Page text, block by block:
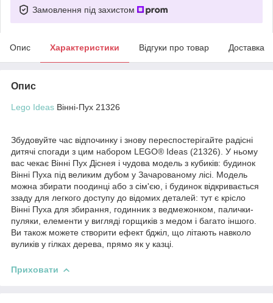
Замовлення під захистом
Опис Характеристики Відгуки про товар Доставка
Опис
Lego Ideas Вінні-Пух 21326
Збудовуйте час відпочинку і знову переспостерігайте радісні
дитячі спогади з цим набором LEGO® Ideas (21326). У ньому
вас чекає Вінні Пух Діснея і чудова модель з кубиків: будинок
Вінні Пуха під великим дубом у Зачарованому лісі. Модель
можна збирати поодинці або з сім'єю, і будинок відкривається
ззаду для легкого доступу до відомих деталей: тут є крісло
Вінні Пуха для збирання, годинник з ведмежонком, палички-
пуляки, елементи у вигляді горщиків з медом і багато іншого.
Ви також можете створити ефект бджіл, що літають навколо
вуликів у гілках дерева, прямо як у казці.
Приховати